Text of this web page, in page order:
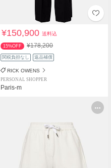
¥150,900送料込
15%OFF ¥178,200
関税負担なし 返品補償
RICK OWENS
PERSONAL SHOPPER
Paris-m